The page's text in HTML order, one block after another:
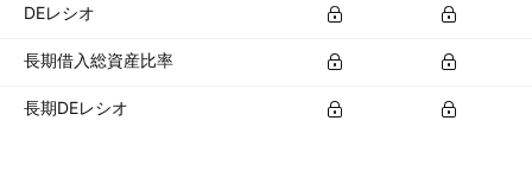
DEレシオ
長期借入総資産比率
長期DEレシオ